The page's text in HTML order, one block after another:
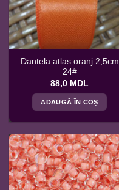
Dantela atlas oranj 2,5cm
24#
88,0 MDL
ADAUGĂ ÎN COȘ